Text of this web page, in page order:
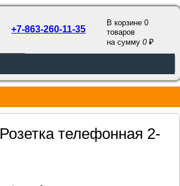
+7-863-260-11-35
В корзине 0
товаров
на сумму0
телефонная 2-